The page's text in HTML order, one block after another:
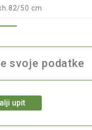
svoje podatke
upit